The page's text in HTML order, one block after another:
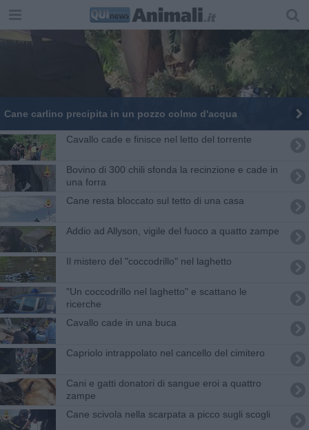
Cane carlino precipita in un pozzo colmo d'acqua
Cavallo cade e finisce nel letto del torrente
Bovino di 300 chili sfonda la recinzione e cade in
una forra
Cane resta bloccato sul tetto di una casa
Addio ad Allyson, vigile del fuoco a quatto zampe
Il mistero del "coccodrillo" nel laghetto
"Un coccodrillo nel laghetto" e scattano le
ricerche
Cavallo cade in una buca
Capriolo intrappolato nel cancello del cimitero
Cani e gatti donatori di sangue eroi a quattro
zampe
Cane scivola nella scarpata a picco sugli scogli